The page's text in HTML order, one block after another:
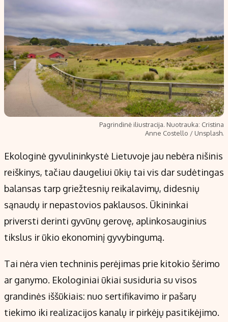
Pagrindinė iliustracija. Nuotrauka: Cristina
Anne Costello / Unsplash.
Ekologinė gyvulininkystė Lietuvoje jau nebėra nišinis
reiškinys, tačiau daugeliui ūkių tai vis dar sudėtingas
balansas tarp griežtesnių reikalavimų, didesnių
sąnaudų ir nepastovios paklausos. Ūkininkai
priversti derinti gyvūnų gerovę, aplinkosauginius
tikslus ir ūkio ekonominį gyvybingumą.
Tai nėra vien techninis perėjimas prie kitokio šėrimo
ar ganymo. Ekologiniai ūkiai susiduria su visos
grandinės iššūkiais: nuo sertifikavimo ir pašarų
tiekimo iki realizacijos kanalų ir pirkėjų pasitikėjimo.